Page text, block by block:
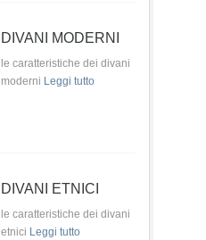
DIVANI MODERNI
le caratteristiche dei divani
moderni Leggi tutto
DIVANI ETNICI
le caratteristiche dei divani
etnici Leggi tutto